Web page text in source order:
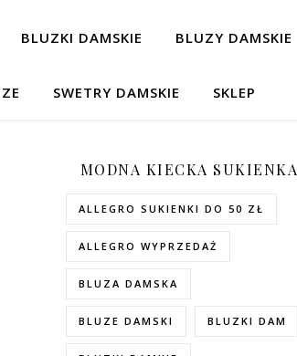
BLUZKI DAMSKIE BLUZY DAMSKIE
SWETRY DAMSKIE SKLEP
MODNA KIECKA SUKIENKA
ALLEGRO SUKIENKI DO 50 ZŁ
ALLEGRO WYPRZEDAŻ
BLUZA DAMSKA
BLUZE DAMSKI BLUZKI DAM